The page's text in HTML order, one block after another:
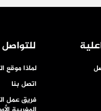
لماذا موقع
اتصل بنا
فريق عمل